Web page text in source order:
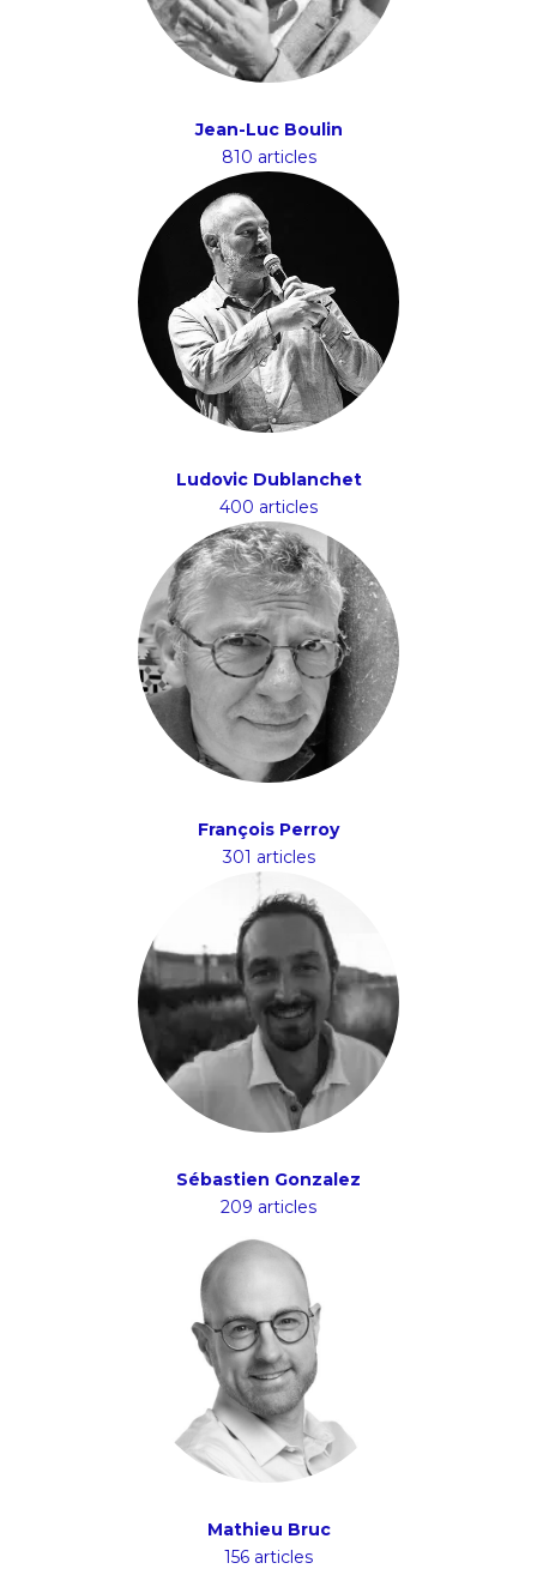
Jean-Luc Boulin
810 articles
Ludovic Dublanchet
400 articles
François Perroy
301 articles
Sébastien Gonzalez
209 articles
Mathieu Bruc
156 articles